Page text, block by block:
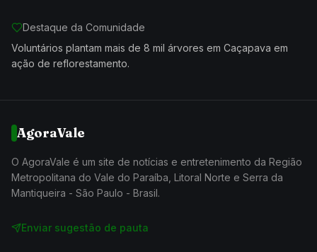
Destaque da Comunidade
Voluntários plantam mais de 8 mil árvores em Caçapava em
ação de reflorestamento.
AgoraVale
O AgoraVale é um site de notícias e entretenimento da Região
Metropolitana do Vale do Paraíba, Litoral Norte e Serra da
Mantiqueira - São Paulo - Brasil.
Enviar sugestão de pauta